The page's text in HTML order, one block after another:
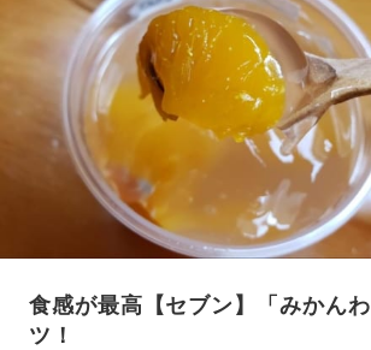
食感が最高【セブン】「みかん
ツ！